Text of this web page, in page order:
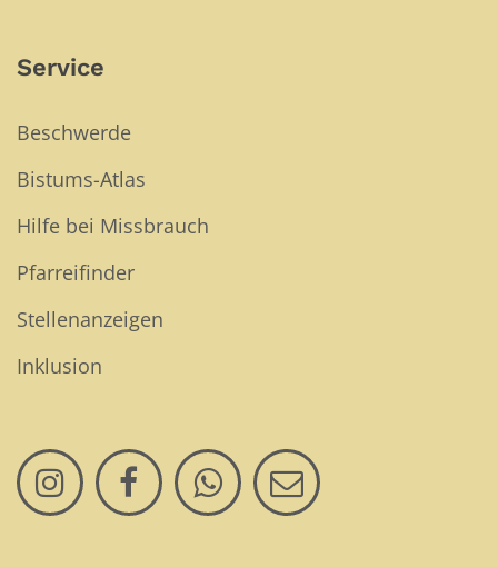
Service
Beschwerde
Bistums-Atlas
Hilfe bei Missbrauch
Pfarreifinder
Stellenanzeigen
Inklusion